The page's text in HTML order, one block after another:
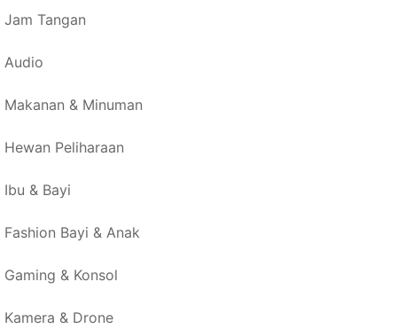
Jam Tangan
Audio
Makanan & Minuman
Hewan Peliharaan
Ibu & Bayi
Fashion Bayi & Anak
Gaming & Konsol
Kamera & Drone